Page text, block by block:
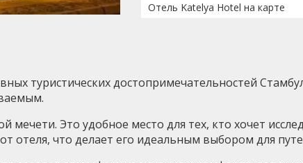
Отель Katelya Hotel на карте
туристических достопримечательностей
Это удобное место для тех, кто хочет
отеля, что делает его идеальным выбором для